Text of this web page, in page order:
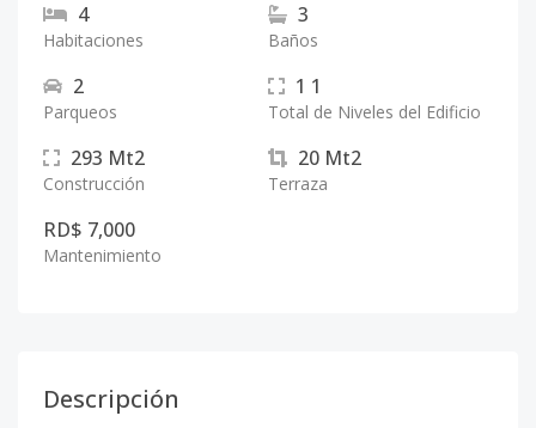
4
Habitaciones
3
Baños
2
Parqueos
1 1
Total de Niveles del Edificio
293 Mt2
Construcción
20 Mt2
Terraza
RD$ 7,000
Mantenimiento
Descripción